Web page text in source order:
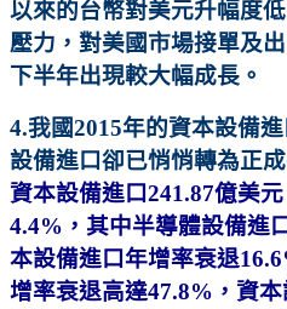
以來的台幣對美元升幅度
壓力，對美國市場接單及
下半年出現較大幅成長。
4.我國2015年的資本設備
設備進口卻已悄悄轉為正
資本設備進口241.87億美
4.4%，其中半導體設備進
本設備進口年增率衰退
增率衰退高達47.8%，資